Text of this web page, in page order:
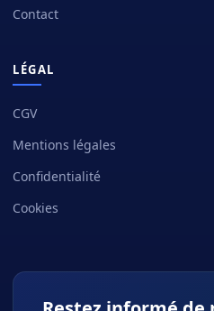
Contact
LÉGAL
CGV
Mentions légales
Confidentialité
Cookies